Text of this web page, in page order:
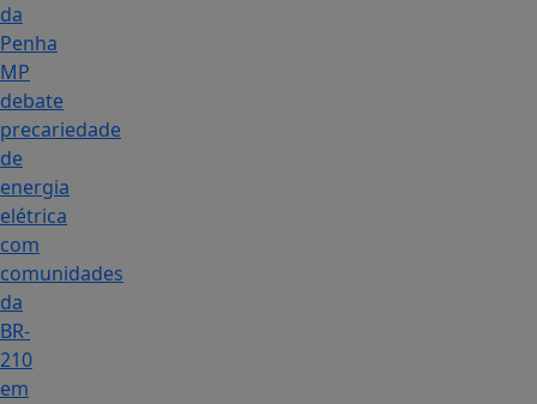
da
Penha
MP
debate
precariedade
de
energia
elétrica
com
comunidades
da
BR-
210
em